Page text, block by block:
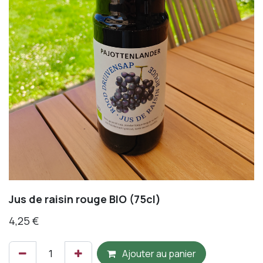
Jus de raisin rouge BIO (75cl)
4,25 €
Ajouter au panier